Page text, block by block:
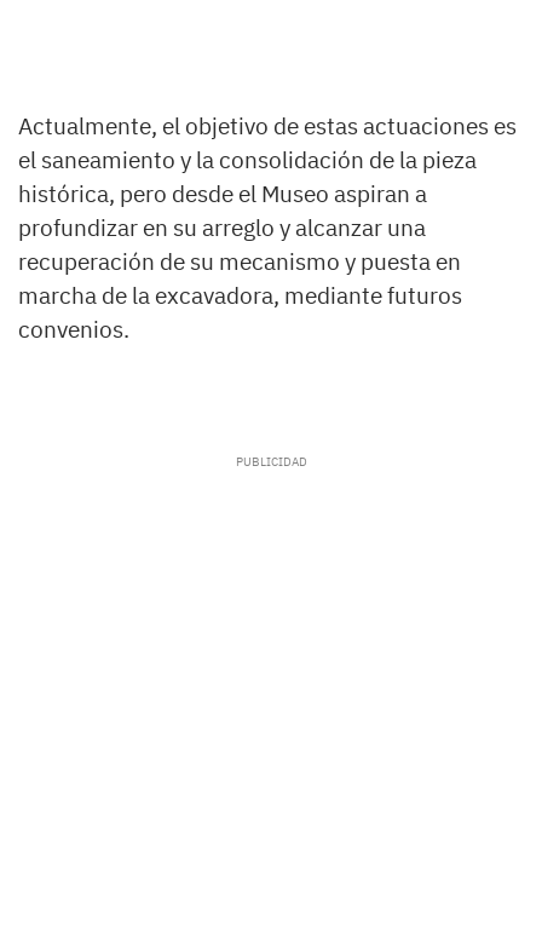
Actualmente, el objetivo de estas actuaciones es
el saneamiento y la consolidación de la pieza
histórica, pero desde el Museo aspiran a
profundizar en su arreglo y alcanzar una
recuperación de su mecanismo y puesta en
marcha de la excavadora, mediante futuros
convenios.